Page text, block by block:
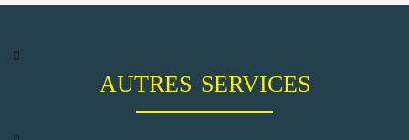
AUTRES SERVICES